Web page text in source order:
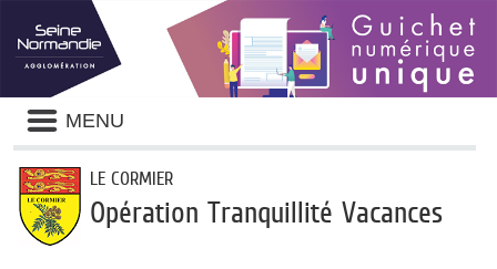
Liste
des
avertissements
MENU
LE CORMIER
Opération Tranquillité Vacances
Panneau de gestion des cookies